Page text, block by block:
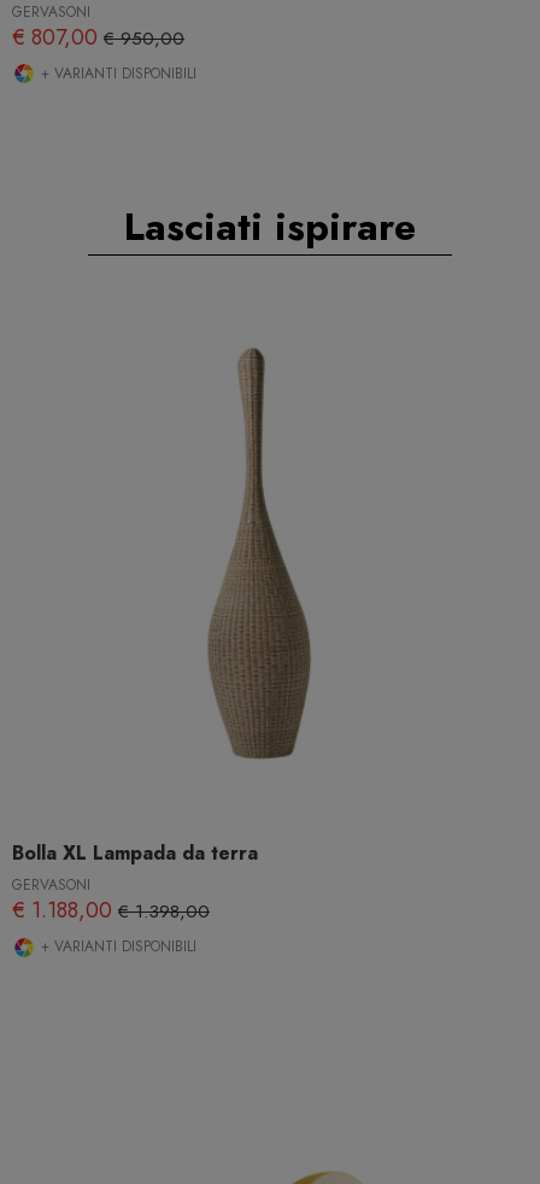
GERVASONI
€ 807,00 € 950,00
+ VARIANTI DISPONIBILI
Lasciati ispirare
Bolla XL Lampada da terra
GERVASONI
€ 1.188,00 € 1.398,00
+ VARIANTI DISPONIBILI